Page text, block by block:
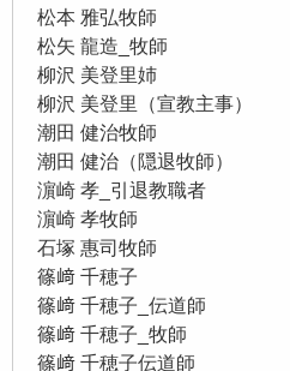
松本 雅弘牧師
松矢 龍造_牧師
柳沢 美登里姉
柳沢 美登里（宣教主事）
潮田 健治牧師
潮田 健治（隠退牧師）
濵崎 孝_引退教職者
濵崎 孝牧師
石塚 惠司牧師
篠﨑 千穂子
篠﨑 千穂子_伝道師
篠﨑 千穂子_牧師
篠﨑 千穂子伝道師